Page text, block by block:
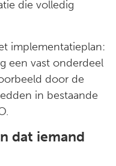
die volledig
implementatieplan:
een vast onderdeel
door de
in bestaande
dat iemand